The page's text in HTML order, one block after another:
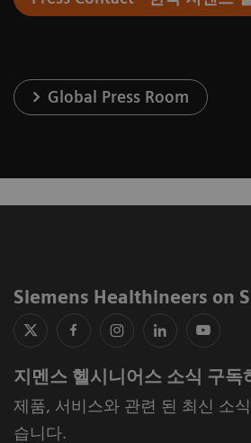
Global Press Room
Siemens Healthineers on
지멘스 헬시니어스 소식 구독
제품, 서비스와 관련 된 최신 소
습니다.